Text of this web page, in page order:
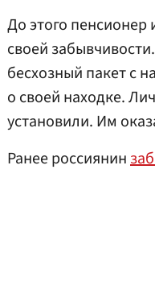
До этого пенсионер
своей
бесхозный пакет с
о своей находке.
установили. Им
Ранее россиянин